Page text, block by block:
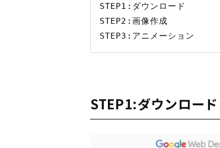
STEP1:ダウンロード
STEP2:画像作成
STEP1:ダウンロード